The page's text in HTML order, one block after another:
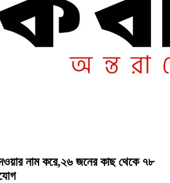
নাম করে,২৬ জনের কাছ থেকে ৭৮